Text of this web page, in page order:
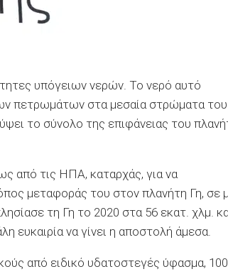
υπόγειων νερών. Το νερό αυτό
πετρωμάτων στα μεσαία στρώματα του
το σύνολο της επιφάνειας του
από τις ΗΠΑ, καταρχάς, για να
μεταφοράς του στον πλανήτη Γη, σε
τη Γη το 2020 στα 56 εκατ. χλμ.
ευκαιρία να γίνει η αποστολή άμεσα.
από ειδικό υδατοστεγές ύφασμα, 100